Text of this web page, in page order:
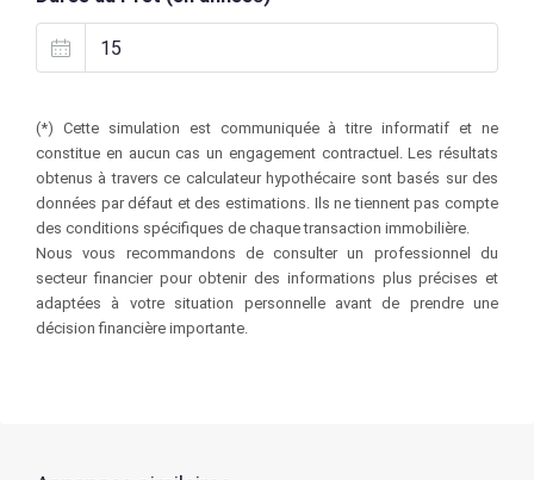
(*) Cette simulation est communiquée à titre informatif et ne
constitue en aucun cas un engagement contractuel. Les résultats
obtenus à travers ce calculateur hypothécaire sont basés sur des
données par défaut et des estimations. Ils ne tiennent pas compte
des conditions spécifiques de chaque transaction immobilière.
Nous vous recommandons de consulter un professionnel du
secteur financier pour obtenir des informations plus précises et
adaptées à votre situation personnelle avant de prendre une
décision financière importante.